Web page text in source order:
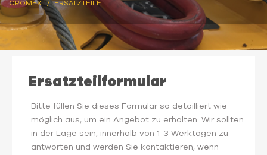
CROMEX ERSATZTEILE
Ersatzteilformular
Bitte füllen Sie dieses Formular so detailliert wie
möglich aus, um ein Angebot zu erhalten. Wir sollten
in der Lage sein, innerhalb von 1-3 Werktagen zu
antworten und werden Sie kontaktieren, wenn